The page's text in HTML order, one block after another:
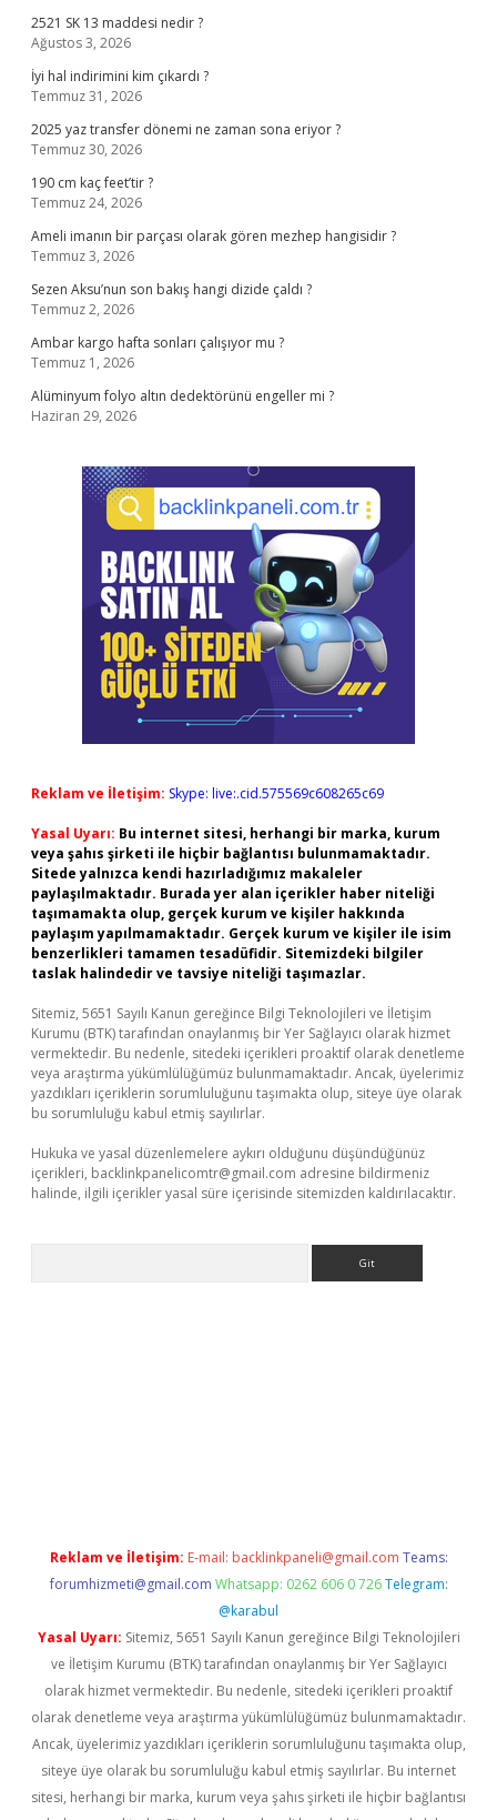
2521 SK 13 maddesi nedir ?
Ağustos 3, 2026
İyi hal indirimini kim çıkardı ?
Temmuz 31, 2026
2025 yaz transfer dönemi ne zaman sona eriyor ?
Temmuz 30, 2026
190 cm kaç feet’tir ?
Temmuz 24, 2026
Ameli imanın bir parçası olarak gören mezhep hangisidir ?
Temmuz 3, 2026
Sezen Aksu’nun son bakış hangi dizide çaldı ?
Temmuz 2, 2026
Ambar kargo hafta sonları çalışıyor mu ?
Temmuz 1, 2026
Alüminyum folyo altın dedektörünü engeller mi ?
Haziran 29, 2026
Reklam ve İletişim: Skype: live:.cid.575569c608265c69
Yasal Uyarı: Bu internet sitesi, herhangi bir marka, kurum
veya şahıs şirketi ile hiçbir bağlantısı bulunmamaktadır.
Sitede yalnızca kendi hazırladığımız makaleler
paylaşılmaktadır. Burada yer alan içerikler haber niteliği
taşımamakta olup, gerçek kurum ve kişiler hakkında
paylaşım yapılmamaktadır. Gerçek kurum ve kişiler ile isim
benzerlikleri tamamen tesadüfidir. Sitemizdeki bilgiler
taslak halindedir ve tavsiye niteliği taşımazlar.
Sitemiz, 5651 Sayılı Kanun gereğince Bilgi Teknolojileri ve İletişim
Kurumu (BTK) tarafından onaylanmış bir Yer Sağlayıcı olarak hizmet
vermektedir. Bu nedenle, sitedeki içerikleri proaktif olarak denetleme
veya araştırma yükümlülüğümüz bulunmamaktadır. Ancak, üyelerimiz
yazdıkları içeriklerin sorumluluğunu taşımakta olup, siteye üye olarak
bu sorumluluğu kabul etmiş sayılırlar.
Hukuka ve yasal düzenlemelere aykırı olduğunu düşündüğünüz
içerikleri, backlinkpanelicomtr@gmail.com adresine bildirmeniz
halinde, ilgili içerikler yasal süre içerisinde sitemizden kaldırılacaktır.
Reklam ve İletişim: E-mail: backlinkpaneli@gmail.com Teams:
forumhizmeti@gmail.com Whatsapp: 0262 606 0 726 Telegram:
@karabul
Yasal Uyarı: Sitemiz, 5651 Sayılı Kanun gereğince Bilgi Teknolojileri
ve İletişim Kurumu (BTK) tarafından onaylanmış bir Yer Sağlayıcı
olarak hizmet vermektedir. Bu nedenle, sitedeki içerikleri proaktif
olarak denetleme veya araştırma yükümlülüğümüz bulunmamaktadır.
Ancak, üyelerimiz yazdıkları içeriklerin sorumluluğunu taşımakta olup,
siteye üye olarak bu sorumluluğu kabul etmiş sayılırlar. Bu internet
sitesi, herhangi bir marka, kurum veya şahıs şirketi ile hiçbir bağlantısı